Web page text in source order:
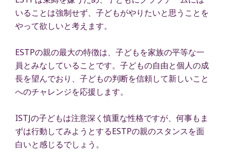
いることは強制せず、子どもがやりたいと思うことを
やって欲しいと考えます。
ESTPの親の最大の特徴は、子どもを家族の平等な一
員とみなしていることです。子どもの自由と個人の成
長を望んでおり、子どもの判断を信頼して新しいこと
へのチャレンジを応援します。
ISTJの子どもは注意深く慎重な性格ですが、何事もま
ずは行動してみようとするESTPの親のスタンスを面
白いと感じるでしょう。